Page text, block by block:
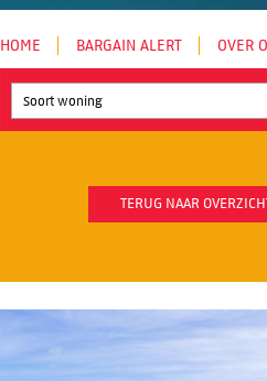
HOME BARGAIN ALERT OVER
Soort woning
TERUG NAAR